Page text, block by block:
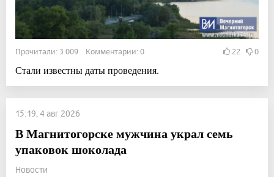
Прочитали: 3 009 Комментарии: 0 22 0
Стали известны даты проведения.
15:19, 4 авг 2026
В Магнитогорске мужчина украл семь
упаковок шоколада
Новости